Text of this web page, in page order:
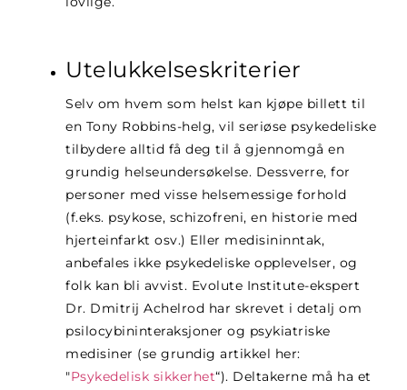
Utelukkelseskriterier
Selv om hvem som helst kan kjøpe billett til
en Tony Robbins-helg, vil seriøse psykedeliske
tilbydere alltid få deg til å gjennomgå en
grundig helseundersøkelse. Dessverre, for
personer med visse helsemessige forhold
(f.eks. psykose, schizofreni, en historie med
hjerteinfarkt osv.) Eller medisininntak,
anbefales ikke psykedeliske opplevelser, og
folk kan bli avvist. Evolute Institute-ekspert
Dr. Dmitrij Achelrod har skrevet i detalj om
psilocybininteraksjoner og psykiatriske
medisiner (se grundig artikkel her:
"Psykedelisk sikkerhet“). Deltakerne må ha et